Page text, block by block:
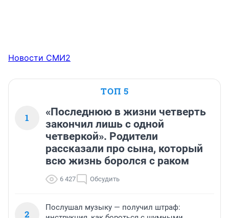
Новости СМИ2
ТОП 5
1
«Последнюю в жизни четверть
закончил лишь с одной
четверкой». Родители
рассказали про сына, который
всю жизнь боролся с раком
6 427 Обсудить
2
Послушал музыку — получил штраф: